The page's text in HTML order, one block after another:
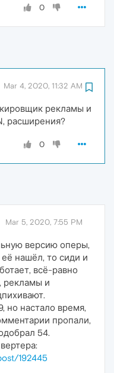
0
Mar 4, 2020, 11:32 AM
рекламы и
расширения?
0
Mar 5, 2020, 7:55 PM
версию оперы,
её нашёл, то сиди и
всё-равно
рекламы и
но настало время,
пропали,
54.
192445